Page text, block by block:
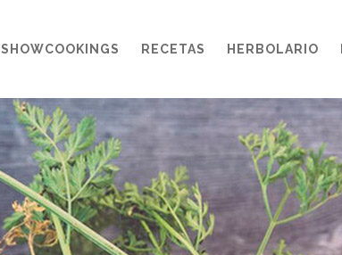
SHOWCOOKINGS RECETAS HERBOLARIO